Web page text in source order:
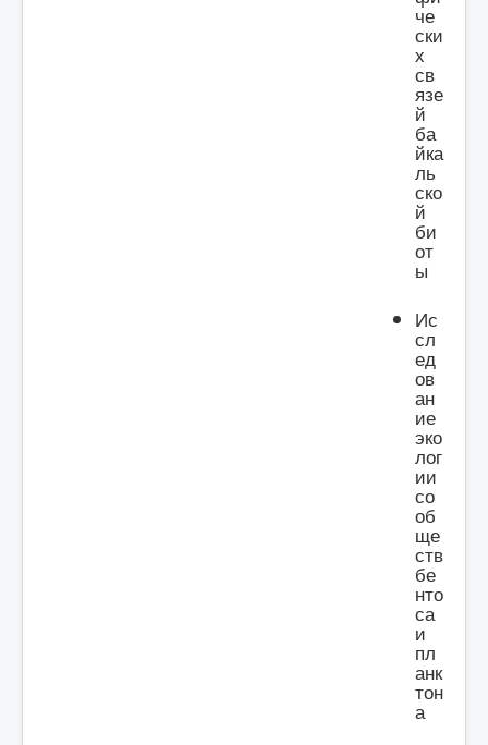
че
ски
х
св
язе
й
ба
йка
ль
ско
й
би
от
ы
Ис
сл
ед
ов
ан
ие
эко
лог
ии
со
об
ще
ств
бе
нто
са
и
пл
анк
тон
а